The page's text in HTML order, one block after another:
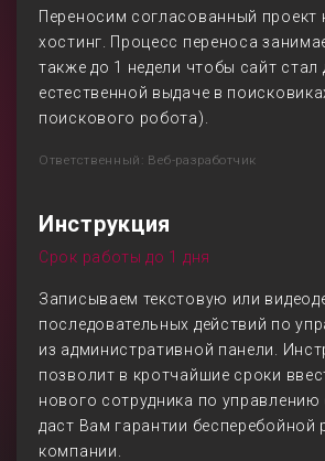
Переносим согласованный проект
хостинг. Процесс переноса
также до 1 недели чтобы сайт стал
естественной выдаче в
поискового робота).
Ответственный: Веб-разработчик
Инструкция
Срок работы до 1 дня
Записываем текстовую или
последовательных действий по
из административной панели.
позволит в кротчайшие сроки
нового сотрудника по управлению
даст Вам гарантии бесперебойной
компании.